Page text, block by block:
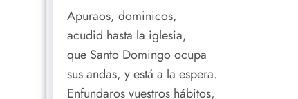
Apuraos, dominicos,
acudid hasta la iglesia,
que Santo Domingo ocupa
sus andas, y está a la espera.
Enfundaros vuestros hábitos,